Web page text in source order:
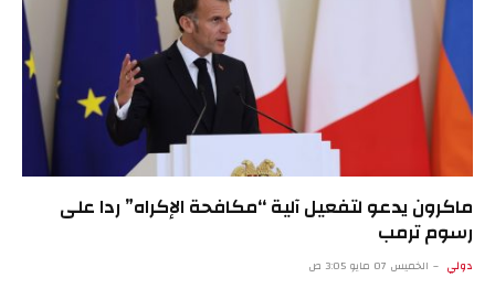
ماكرون يدعو لتفعيل آلية “مكافحة الإكراه” ردا على
رسوم ترمب
دولي الخميس 07 مايو 3:05 ص